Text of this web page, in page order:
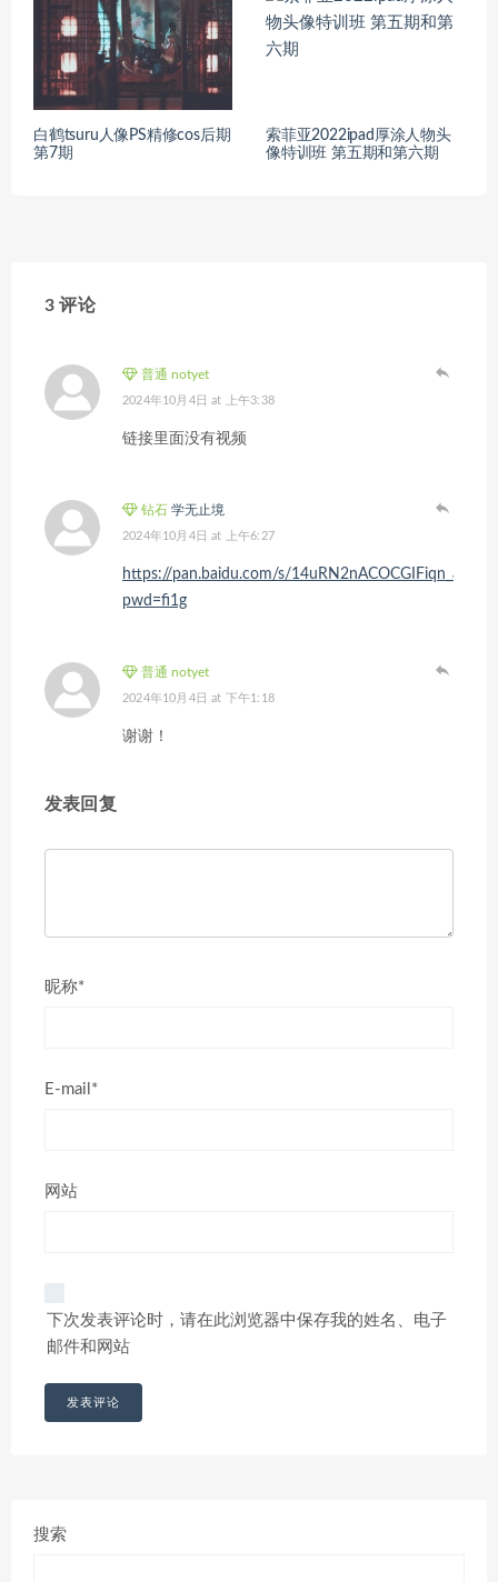
白鹤tsuru人像PS精修cos后期
第7期
索菲亚2022ipad厚涂人物头
像特训班 第五期和第六期
3 评论
普通 notyet
2024年10月4日 at 上午3:38
链接里面没有视频
钻石 学无止境
2024年10月4日 at 上午6:27
https://pan.baidu.com/s/
pwd=fi1g
普通 notyet
2024年10月4日 at 下午1:18
谢谢！
发表回复
昵称*
E-mail*
网站
下次发表评论时，请在此浏览器中保存我的姓名、电子
邮件和网站
搜索